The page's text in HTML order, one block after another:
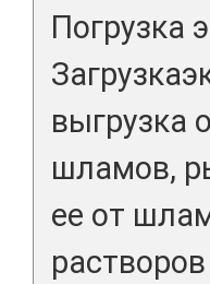
Погрузка
выгрузка
шламов,
ее от